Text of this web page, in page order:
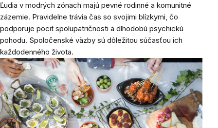
Ľudia v modrých zónach majú pevné rodinné a komunitné
zázemie. Pravidelne trávia čas so svojimi blízkymi, čo
podporuje pocit spolupatričnosti a dlhodobú psychickú
pohodu. Spoločenské väzby sú dôležitou súčasťou ich
každodenného života.